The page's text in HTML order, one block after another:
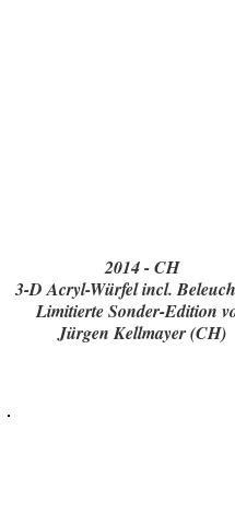
2014 - CH
3-D Acryl-Würfel incl.
Limitierte Sonder-Edition
Jürgen Kellmayer (CH)